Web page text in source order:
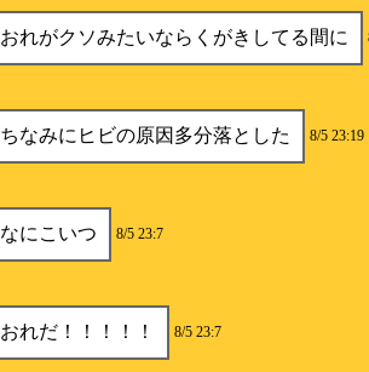
おれがクソみたいならくがきしてる間に
ちなみにヒビの原因多分落とした 8/5 23:19
なにこいつ 8/5 23:7
おれだ！！！！！ 8/5 23:7